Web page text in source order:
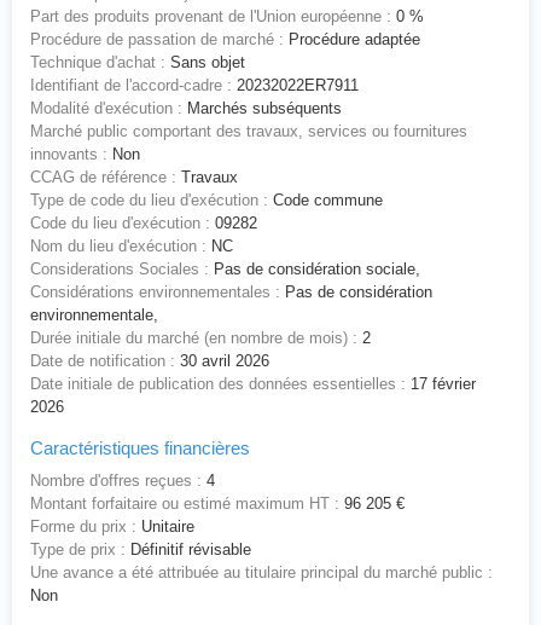
Part des produits provenant de l'Union européenne : 0 %
Procédure de passation de marché : Procédure adaptée
Technique d'achat : Sans objet
Identifiant de l'accord-cadre : 20232022ER7911
Modalité d'exécution : Marchés subséquents
Marché public comportant des travaux, services ou fournitures
innovants : Non
CCAG de référence : Travaux
Type de code du lieu d'exécution : Code commune
Code du lieu d'exécution : 09282
Nom du lieu d'exécution : NC
Considerations Sociales : Pas de considération sociale,
Considérations environnementales : Pas de considération
environnementale,
Durée initiale du marché (en nombre de mois) : 2
Date de notification : 30 avril 2026
Date initiale de publication des données essentielles : 17 février
2026
Caractéristiques financières
Nombre d'offres reçues : 4
Montant forfaitaire ou estimé maximum HT : 96 205 €
Forme du prix : Unitaire
Type de prix : Définitif révisable
Une avance a été attribuée au titulaire principal du marché public :
Non